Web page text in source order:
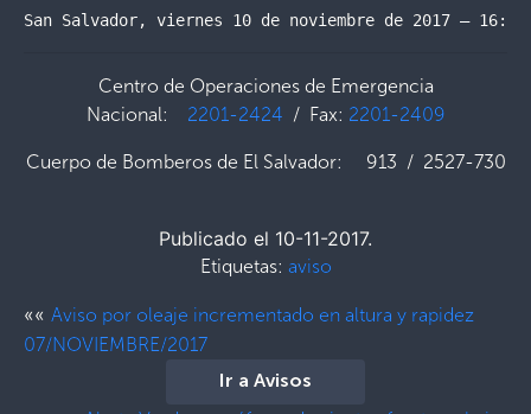
San Salvador, viernes 10 de noviembre de 2017 –
Centro de Operaciones de Emergencia
Nacional: 2201-2424 / Fax: 2201-2409
Cuerpo de Bomberos de El Salvador: 913 / 2527-730
Publicado el 10-11-2017.
Etiquetas: aviso
«« Aviso por oleaje incrementado en altura y rapidez
07/NOVIEMBRE/2017
Ir a Avisos